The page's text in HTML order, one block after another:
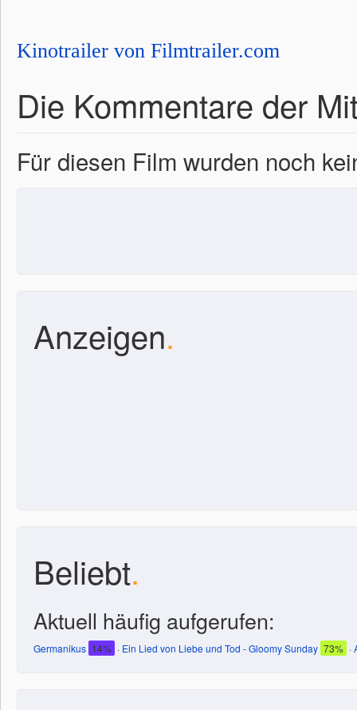
Kinotrailer von Filmtrailer.com
Die Kommentare der
Für diesen Film wurden noch
Anzeigen.
Beliebt.
Aktuell häufig aufgerufen:
Germanikus 14% · Ein Lied von Liebe und Tod - Gloomy Sunday 73% ·